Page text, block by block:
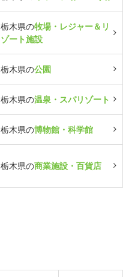
栃木県の牧場・レジャー＆リ
ゾート施設
栃木県の公園
栃木県の温泉・スパリゾート
栃木県の博物館・科学館
栃木県の商業施設・百貨店